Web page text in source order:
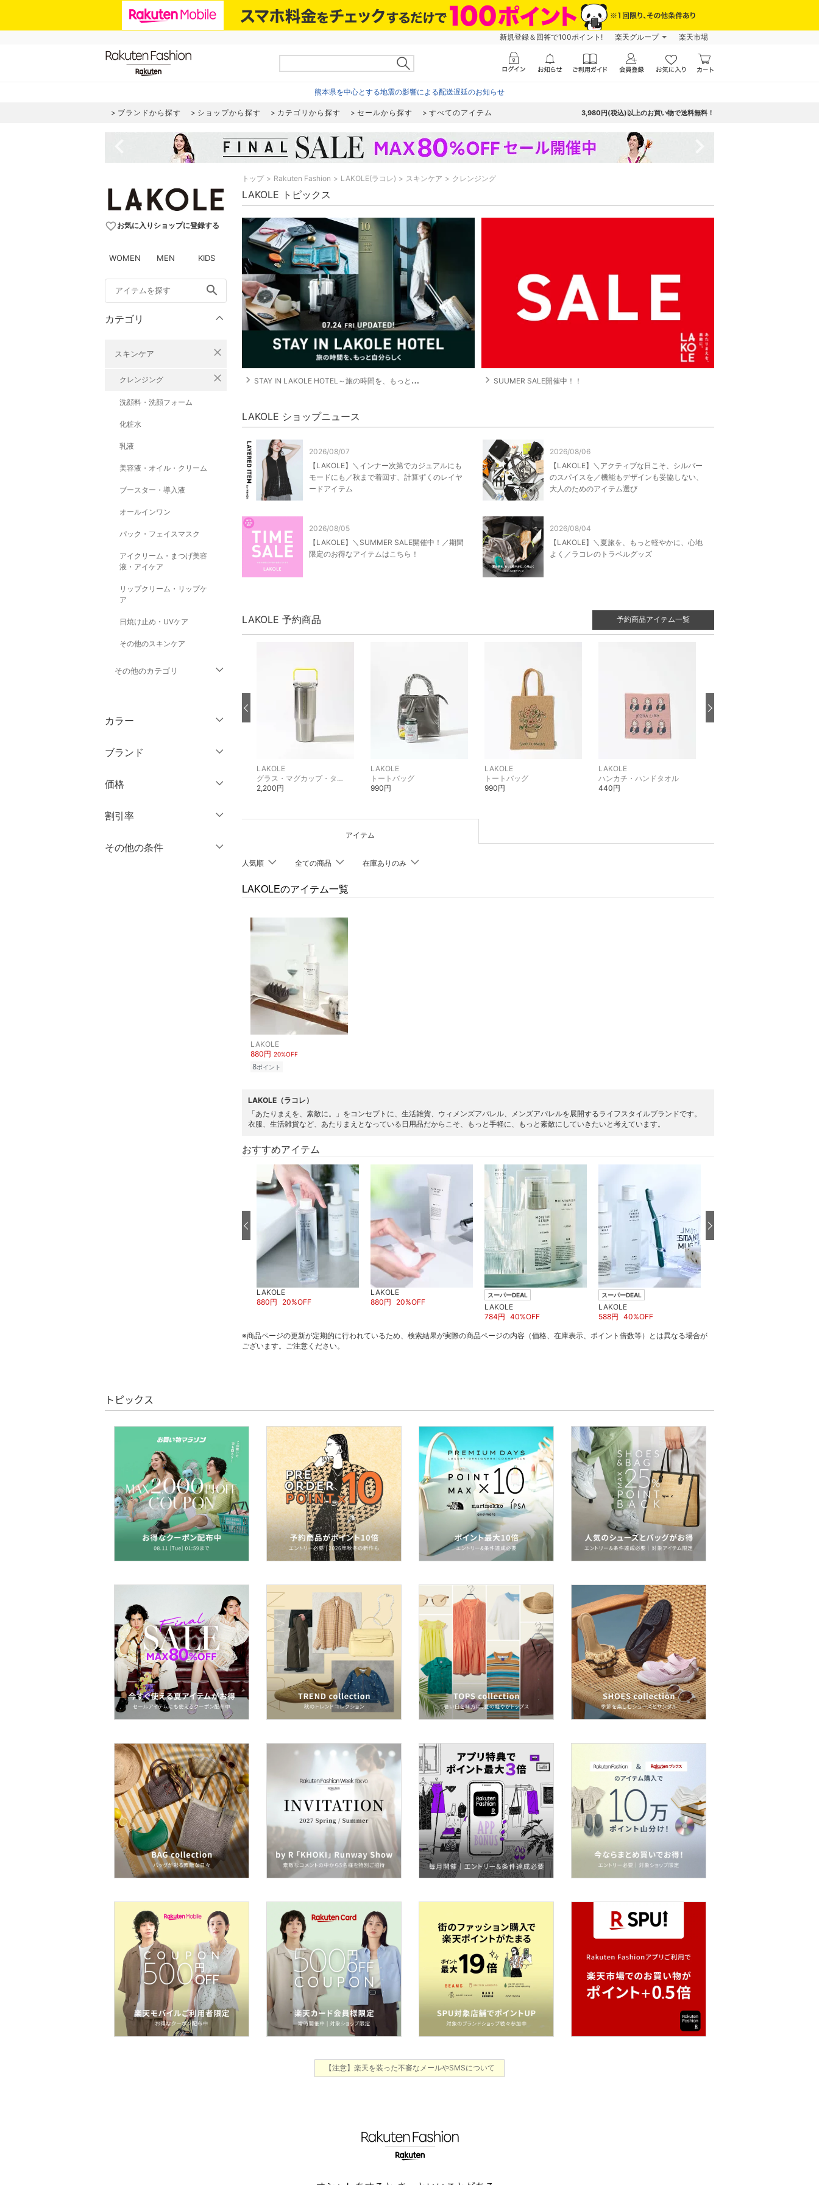
新規登録＆回答で100ポイント! 楽天グループ 楽天市場
熊本県を中心とする地震の影響による配送遅延のお知らせ
ブランドから探す ショップから探す カテゴリから探す セールから探す すべてのアイテム 3,980円(税込)以上のお買い物で送料無料！
favorite_borderお気に入りショップに登録する
WOMEN MEN KIDS
search
カテゴリ
スキンケア close
クレンジング close
洗顔料・洗顔フォーム
化粧水
乳液
美容液・オイル・クリーム
ブースター・導入液
オールインワン
パック・フェイスマスク
アイクリーム・まつげ美容
液・アイケア
リップクリーム・リップケ
ア
日焼け止め・UVケア
その他のスキンケア
その他のカテゴリ
ジャケット・アウター
パンツ
ワンピース・ドレス
スカート
オールインワン・オーバ
ーオール
ヘアケア
メイク道具・美容器具
コフレ・キット・セット
食器・調理器具・キッチ
ン用品
インテリア・生活雑貨
スポーツ・アウトドア用
品
文房具
ペット用品
福袋・ギフト・その他
カラー
クリア
ブランド
価格
絞り込み
割引率
％OFF～ ％OFF
その他の条件
トップ Rakuten Fashion LAKOLE(ラコレ) スキンケア クレンジング
LAKOLE トピックス
navigate_next STAY IN LAKOLE HOTEL～旅の時間を、もっと自分らしく～ navigate_next SUUMER SALE開催中！！
LAKOLE ショップニュース
2026/08/07
【LAKOLE】＼インナー次第でカジュアルにも
モードにも／秋まで着回す、計算ずくのレイヤ
ードアイテム
2026/08/06
【LAKOLE】＼アクティブな日こそ、シルバー
のスパイスを／機能もデザインも妥協しない、
大人のためのアイテム選び
2026/08/05
【LAKOLE】＼SUMMER SALE開催中！／期間
限定のお得なアイテムはこちら！
2026/08/04
【LAKOLE】＼夏旅を、もっと軽やかに、心地
よく／ラコレのトラベルグッズ
LAKOLE 予約商品 予約商品アイテム一覧
エコバッグ・サブバッグ
LAKOLE
グラス・マグカップ・タンブラー
2,200円
LAKOLE
トートバッグ
990円
LAKOLE
トートバッグ
990円
LAKOLE
ハンカチ・ハンドタオル
440円
アイテム
人気順 全ての商品 在庫ありのみ
LAKOLEのアイテム一覧
LAKOLE
880円 20%OFF
8ポイント
LAKOLE（ラコレ）
「あたりまえを、素敵に。」をコンセプトに、生活雑貨、ウィメンズアパレル、メンズアパレルを展開するライフスタイルブランドです。
衣服、生活雑貨など、あたりまえとなっている日用品だからこそ、もっと手軽に、もっと素敵にしていきたいと考えています。
おすすめアイテム
LAKOLE
880円 20%OFF
LAKOLE
880円 20%OFF
スーパーDEAL
LAKOLE
784円 40%OFF
スーパーDEAL
LAKOLE
588円 40%OFF
※商品ページの更新が定期的に行われているため、検索結果が実際の商品ページの内容（価格、在庫表示、ポイント倍数等）とは異なる場合が
ございます。ご注意ください。
トピックス
【注意】楽天を装った不審なメールやSMSについて